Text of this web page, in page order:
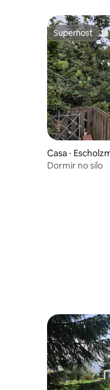
Superhost
Superhost
Casa ⋅
Dormir no silo